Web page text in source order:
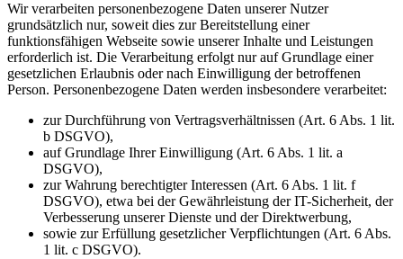
Wir verarbeiten personenbezogene Daten unserer Nutzer
grundsätzlich nur, soweit dies zur Bereitstellung einer
funktionsfähigen Webseite sowie unserer Inhalte und Leistungen
erforderlich ist. Die Verarbeitung erfolgt nur auf Grundlage einer
gesetzlichen Erlaubnis oder nach Einwilligung der betroffenen
Person. Personenbezogene Daten werden insbesondere verarbeitet:
zur Durchführung von Vertragsverhältnissen (Art. 6 Abs. 1 lit.
b DSGVO),
auf Grundlage Ihrer Einwilligung (Art. 6 Abs. 1 lit. a
DSGVO),
zur Wahrung berechtigter Interessen (Art. 6 Abs. 1 lit. f
DSGVO), etwa bei der Gewährleistung der IT-Sicherheit, der
Verbesserung unserer Dienste und der Direktwerbung,
sowie zur Erfüllung gesetzlicher Verpflichtungen (Art. 6 Abs.
1 lit. c DSGVO).